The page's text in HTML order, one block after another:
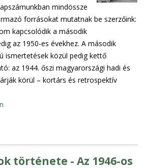
mindössze
forrásokat mutatnak be szerzőink:
kapcsolódik a második
az 1950-es évekhez. A második
ismertetések közül pedig kettő
az 1944. őszi magyarországi hadi és
körül – kortárs és retrospektív
története - Az 1946-os